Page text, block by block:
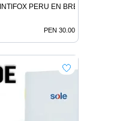
PERU EN BREÑA
PEN 30.00